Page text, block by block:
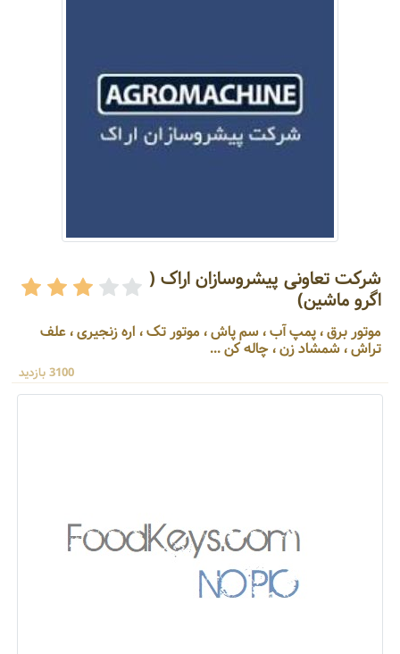
شرکت تعاونی پیشروسازان اراک (
اگرو ماشین)
موتور برق ، پمپ آب ، سم پاش ، موتور تک ، اره زنجیری ، علف
تراش ، شمشاد زن ، چاله کن ...
3100 بازدید